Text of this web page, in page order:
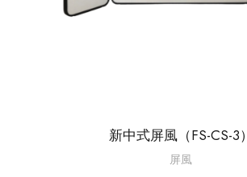
新中式屏風（FS-CS-3）
屏風